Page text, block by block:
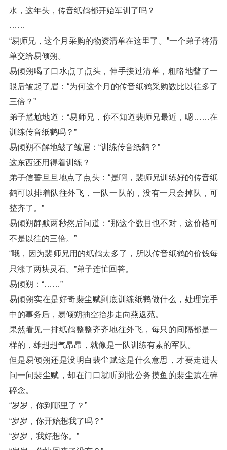
水，这年头，传音纸鹤都开始军训了吗？
……
“易师兄，这个月采购的物资清单在这里了。”一个弟子将清
单交给易倾朔。
易倾朔喝了口水点了点头，伸手接过清单，粗略地瞥了一
眼后皱起了眉：“为何这个月的传音纸鹤采购数比以往多了
三倍？”
弟子尴尬地道：“易师兄，你不知道裴师兄最近，嗯……在
训练传音纸鹤吗？”
易倾朔不解地皱了皱眉：“训练传音纸鹤？”
这东西还用得着训练？
弟子信誓旦旦地点了点头：“是啊，裴师兄训练好的传音纸
鹤可以排着队往外飞，一队一队的，没有一只会掉队，可
整齐了。”
易倾朔静默两秒然后问道：“那这个数目也不对，这价格可
不是以往的三倍。”
“哦，因为裴师兄用的纸鹤太多了，所以传音纸鹤的价钱每
只涨了两块灵石。”弟子连忙回答。
易倾朔：“……”
易倾朔实在是好奇裴尘赋到底训练纸鹤做什么，处理完手
中的事务后，易倾朔抽空抬步走向燕返苑。
果然看见一排纸鹤整整齐齐地往外飞，每只的间隔都是一
样的，雄赳赳气昂昂，就像是一队训练有素的军队。
但是易倾朔还是没明白裴尘赋这是什么意思，才要走进去
问一问裴尘赋，却在门口就听到批公务摸鱼的裴尘赋在碎
碎念。
“岁岁，你到哪里了？”
“岁岁，你开始想我了吗？”
“岁岁，我好想你。”